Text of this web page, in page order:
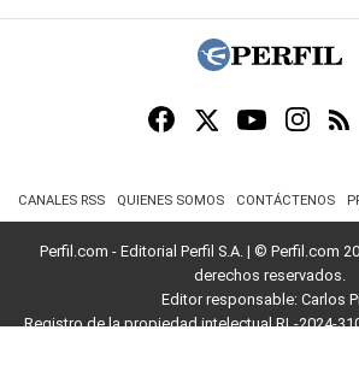
CANALES RSS QUIENES SOMOS CONTÁCTENOS
Perfil.com - Editorial Perfil S.A. | © Perfil.com
derechos reservados.
Editor responsable: Carlos
Registro de la propiedad intelectual RL-2024-